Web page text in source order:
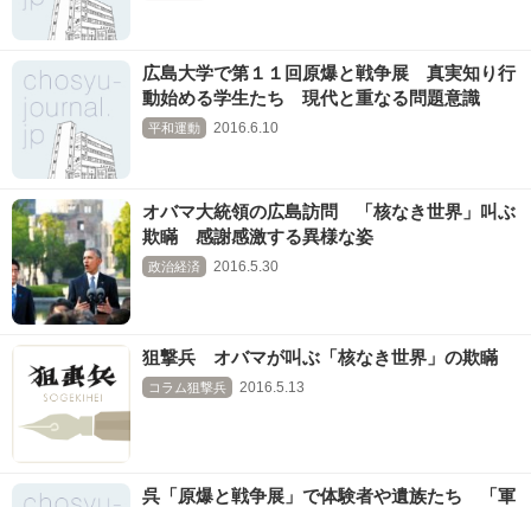
広島大学で第１１回原爆と戦争展 真実知り行
動始める学生たち 現代と重なる問題意識
平和運動 2016.6.10
オバマ大統領の広島訪問 「核なき世界」叫ぶ
欺瞞 感謝感激する異様な姿
政治経済 2016.5.30
狙撃兵 オバマが叫ぶ「核なき世界」の欺瞞
コラム狙撃兵 2016.5.13
呉「原爆と戦争展」で体験者や遺族たち 「軍